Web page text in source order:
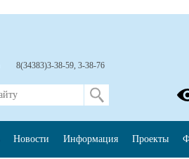
8(34383)3-38-59, 3-38-76
Новости Информация Проекты